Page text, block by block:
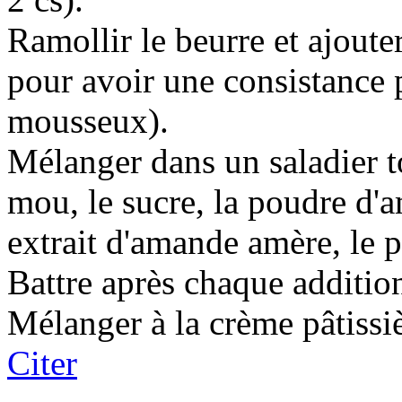
Ramollir le beurre et
pour avoir une consistance
mousseux).
Mélanger dans un saladier
mou, le sucre, la poudre
extrait d'amande amère, le
Battre après chaque
Mélanger à la crème
Citer